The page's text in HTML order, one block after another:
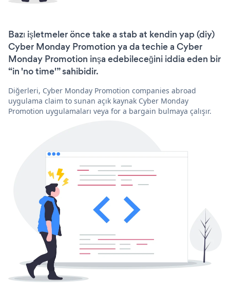
Bazı işletmeler önce take a stab at kendin yap (diy)
Cyber Monday Promotion ya da techie a Cyber
Monday Promotion inşa edebileceğini iddia eden bir
“in 'no time'” sahibidir.
Diğerleri, Cyber Monday Promotion companies abroad
uygulama claim to sunan açık kaynak Cyber Monday
Promotion uygulamaları veya for a bargain bulmaya çalışır.